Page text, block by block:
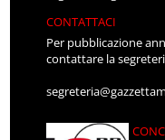
CONTATTACI
Per pubblicazione
contattare la